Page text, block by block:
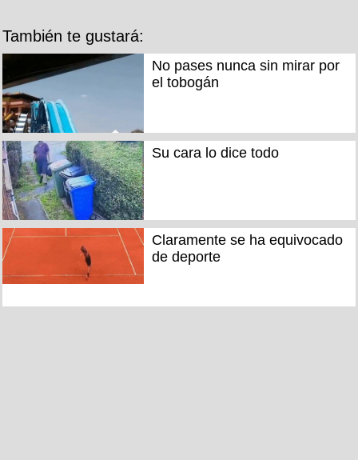
También te gustará:
No pases nunca sin mirar por
el tobogán
Su cara lo dice todo
Claramente se ha equivocado
de deporte